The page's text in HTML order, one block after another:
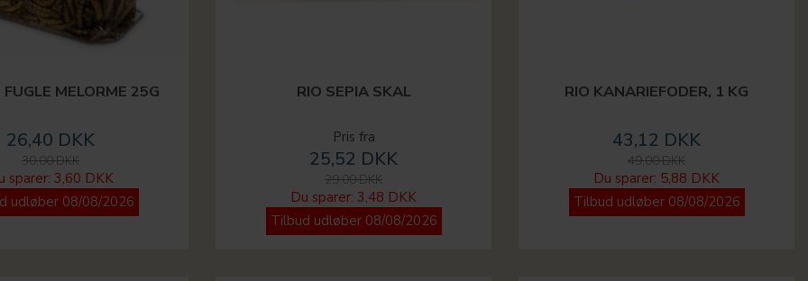
FUGLE MELORME 25G
26,40 DKK
30,00 DKK
sparer: 3,60 DKK
udløber 08/08/2026
RIO SEPIA SKAL
Pris fra
25,52 DKK
29,00 DKK
Du sparer: 3,48 DKK
Tilbud udløber 08/08/2026
RIO KANARIEFODER, 1 KG
43,12 DKK
49,00 DKK
Du sparer: 5,88 DKK
Tilbud udløber 08/08/2026